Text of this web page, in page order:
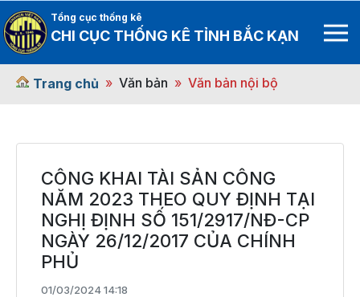
Tổng cục thống kê
CHI CỤC THỐNG KÊ TỈNH BẮC KẠN
Trang chủ Văn bản Văn bản nội bộ
CÔNG KHAI TÀI SẢN CÔNG
NĂM 2023 THEO QUY ĐỊNH TẠI
NGHỊ ĐỊNH SỐ 151/2917/NĐ-CP
NGÀY 26/12/2017 CỦA CHÍNH
PHỦ
01/03/2024 14:18